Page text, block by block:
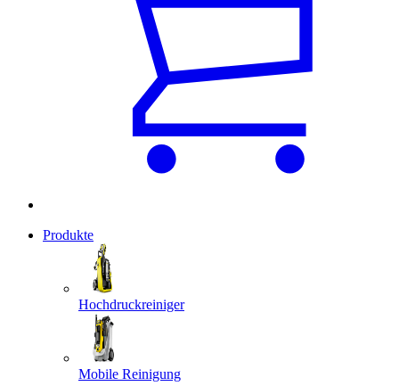
Produkte
Hochdruckreiniger
Mobile Reinigung